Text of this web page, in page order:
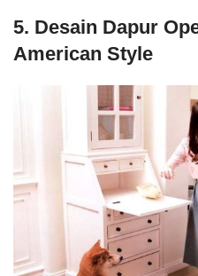
5. Desain Dapur
American Style